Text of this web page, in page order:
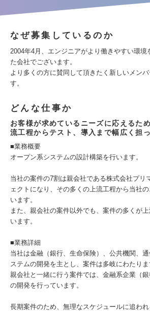
なぜ募集しているのか
2004年4月、エンジニアがより働きやすい環境
た会社でございます。
より多くの方に賛同して頂きたく新しいメン
す。
どんな仕事か
お客様が求めているニーズに応えるた
流工程からテスト、導入まで幅広く担
■業務概要
オープン系システムの設計構築を行います。
当社の案件の7割は親会社である株式会社プリ
ェクトになり、その多くの上流工程から当社
います。
また、親会社の案件以外でも、案件の多くが
います。
■業務詳細
当社は金融（銀行、生命保険）、公共機関、
ステムの開発を主とし、案件は多岐にわたりま
親会社と一緒に行う案件では、金融系企業（
の開発を行っています。
長期案件のため、無理なスケジュールに追われ